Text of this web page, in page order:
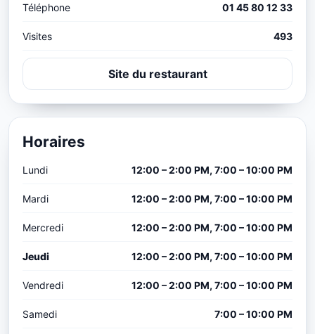
Téléphone 01 45 80 12 33
Visites 493
Site du restaurant
Horaires
Lundi 12:00 – 2:00 PM, 7:00 – 10:00 PM
Mardi 12:00 – 2:00 PM, 7:00 – 10:00 PM
Mercredi 12:00 – 2:00 PM, 7:00 – 10:00 PM
Jeudi 12:00 – 2:00 PM, 7:00 – 10:00 PM
Vendredi 12:00 – 2:00 PM, 7:00 – 10:00 PM
Samedi 7:00 – 10:00 PM